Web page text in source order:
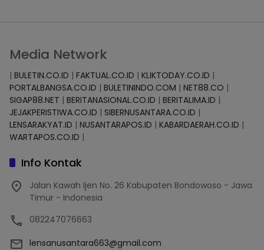
Media Network
| BULETIN.CO.ID | FAKTUAL.CO.ID | KLIKTODAY.CO.ID |
PORTALBANGSA.CO.ID | BULETININDO.COM | NET88.CO |
SIGAP88.NET | BERITANASIONAL.CO.ID | BERITALIMA.ID |
JEJAKPERISTIWA.CO.ID | SIBERNUSANTARA.CO.ID |
LENSARAKYAT.ID | NUSANTARAPOS.ID | KABARDAERAH.CO.ID |
WARTAPOS.CO.ID |
Info Kontak
Jalan Kawah Ijen No. 26 Kabupaten Bondowoso - Jawa
Timur - Indonesia
082247076663
lensanusantara663@gmail.com